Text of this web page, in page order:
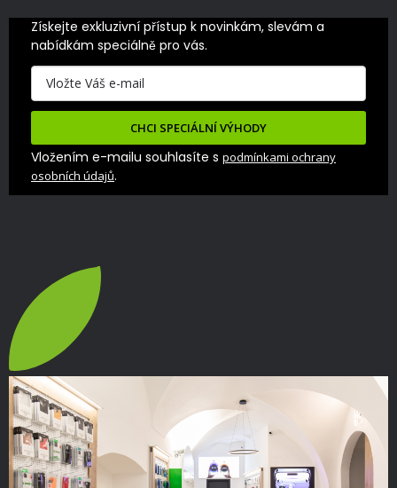
Získejte exkluzivní přístup k novinkám, slevám a
nabídkám speciálně pro vás.
CHCI SPECIÁLNÍ VÝHODY
Vložením e-mailu souhlasíte s podmínkami ochrany
osobních údajů.